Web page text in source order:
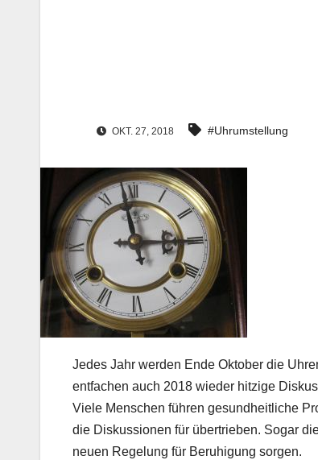
OKT. 27, 2018 #Uhrumstellung
Jedes Jahr werden Ende Oktober die
entfachen auch 2018 wieder hitzige
Viele Menschen führen gesundheitliche
die Diskussionen für übertrieben. Sogar
neuen Regelung für Beruhigung sorgen.